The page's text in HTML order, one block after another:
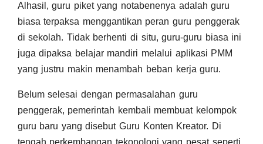
Alhasil, guru piket yang notabenenya adalah guru
biasa terpaksa menggantikan peran guru penggerak
di sekolah. Tidak berhenti di situ, guru-guru biasa ini
juga dipaksa belajar mandiri melalui aplikasi PMM
yang justru makin menambah beban kerja guru.
Belum selesai dengan permasalahan guru
penggerak, pemerintah kembali membuat kelompok
guru baru yang disebut Guru Konten Kreator. Di